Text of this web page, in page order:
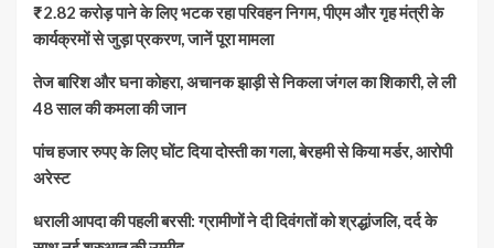
₹2.82 करोड़ पाने के लिए भटक रहा परिवहन निगम, पीएम और गृह मंत्री के
कार्यक्रमों से जुड़ा प्रकरण, जानें पूरा मामला
तेज बारिश और घना कोहरा, अचानक झाड़ी से निकला जंगल का शिकारी, ले ली
48 साल की कमला की जान
पांच हजार रुपए के लिए घोंट दिया दोस्ती का गला, बेरहमी से किया मर्डर, आरोपी
अरेस्ट
धराली आपदा की पहली बरसी: ग्रामीणों ने दी दिवंगतों को श्रद्धांजलि, दर्द के